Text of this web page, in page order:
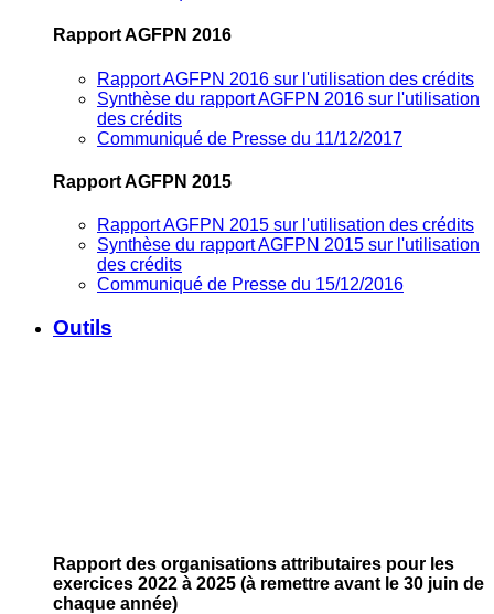
Rapport AGFPN 2016
Rapport AGFPN 2016 sur l'utilisation des crédits
Synthèse du rapport AGFPN 2016 sur l'utilisation
des crédits
Communiqué de Presse du 11/12/2017
Rapport AGFPN 2015
Rapport AGFPN 2015 sur l'utilisation des crédits
Synthèse du rapport AGFPN 2015 sur l'utilisation
des crédits
Communiqué de Presse du 15/12/2016
Outils
Rapport des organisations attributaires pour les
exercices 2022 à 2025 (à remettre avant le 30 juin de
chaque année)